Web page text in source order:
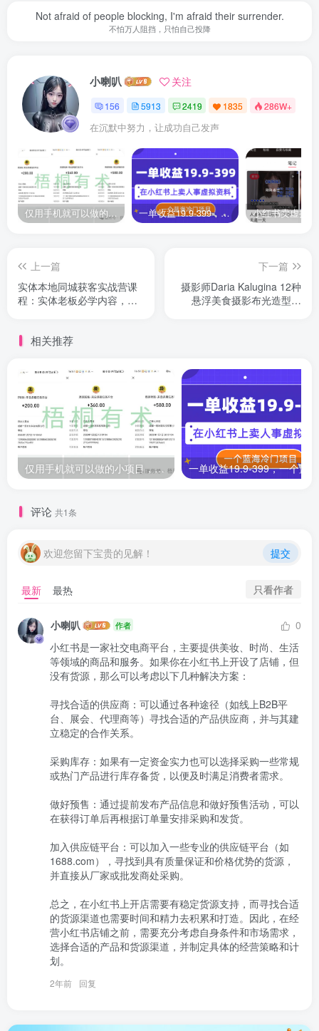
Not afraid of people blocking, I'm afraid their surrender.
不怕万人阻挡，只怕自己投降
小喇叭 关注
156 5913 2419 1835 286W+
在沉默中努力，让成功自己发声
仅用手机就可以做的小项目，当天就能见钱，每天100-300 一单收益19.9-399，一个蓝海冷门项目，在小红书上卖人事虚拟资料
上一篇
实体本地同城获客实战营课
程：实体老板必学内容，
下一篇
摄影师Daria Kalugina 12种
悬浮美食摄影布光造型教
相关推荐
仅用手机就可以做的小项目，当天就能见钱，每天100-300
评论 共1条
欢迎您留下宝贵的见解！ 提交
最新 最热 只看作者
小喇叭 作者
0
小红书是一家社交电商平台，主要提供美妆、时尚、生活
等领域的商品和服务。如果你在小红书上开设了店铺，但
没有货源，那么可以考虑以下几种解决方案：
寻找合适的供应商：可以通过各种途径（如线上B2B平
台、展会、代理商等）寻找合适的产品供应商，并与其建
立稳定的合作关系。
采购库存：如果有一定资金实力也可以选择采购一些常规
或热门产品进行库存备货，以便及时满足消费者需求。
做好预售：通过提前发布产品信息和做好预售活动，可以
在获得订单后再根据订单量安排采购和发货。
加入供应链平台：可以加入一些专业的供应链平台（如
1688.com），寻找到具有质量保证和价格优势的货源，
并直接从厂家或批发商处采购。
总之，在小红书上开店需要有稳定货源支持，而寻找合适
的货源渠道也需要时间和精力去积累和打造。因此，在经
营小红书店铺之前，需要充分考虑自身条件和市场需求，
选择合适的产品和货源渠道，并制定具体的经营策略和计
划。
2年前 回复